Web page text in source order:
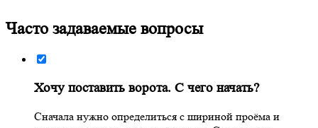
Часто задаваемые вопросы
Хочу поставить ворота. С чего начать?
Сначала нужно определиться с шириной проёма и